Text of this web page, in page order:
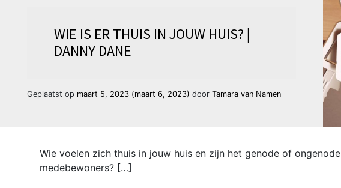
WIE IS ER THUIS IN JOUW HUIS? |
DANNY DANE
Geplaatst op maart 5, 2023(maart 6, 2023) door Tamara van Namen
Wie voelen zich thuis in jouw huis en zijn het genode of ongenode
medebewoners? […]